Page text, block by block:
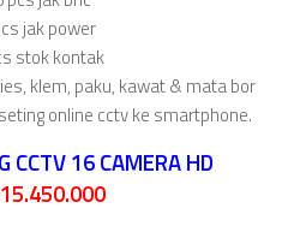
jak power
stok kontak
klem, paku, kawat & mata bor
online cctv ke smartphone.
CCTV 16 CAMERA HD